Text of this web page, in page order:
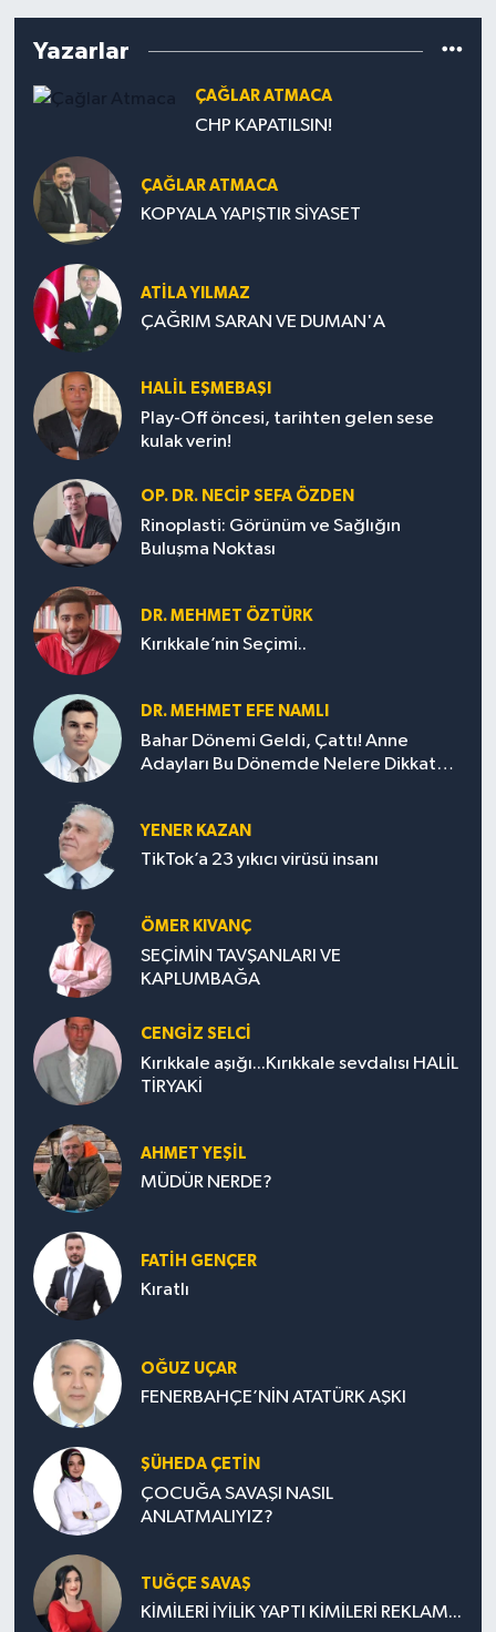
Yazarlar
ÇAĞLAR ATMACA
CHP KAPATILSIN!
ÇAĞLAR ATMACA
KOPYALA YAPIŞTIR SİYASET
ATILA YILMAZ
ÇAĞRIM SARAN VE DUMAN'A
HALIL EŞMEBAŞI
Play-Off öncesi, tarihten gelen sese
kulak verin!
OP. DR. NECIP SEFA ÖZDEN
Rinoplasti: Görünüm ve Sağlığın
Buluşma Noktası
DR. MEHMET ÖZTÜRK
Kırıkkale’nin Seçimi..
DR. MEHMET EFE NAMLI
Bahar Dönemi Geldi, Çattı! Anne
Adayları Bu Dönemde Nelere Dikkat
YENER KAZAN
TikTok’a 23 yıkıcı virüsü insanı
ÖMER KIVANÇ
SEÇİMİN TAVŞANLARI VE
KAPLUMBAĞA
CENGİZ SELCİ
Kırıkkale aşığı...Kırıkkale sevdalısı HALİL
TİRYAKİ
AHMET YEŞİL
MÜDÜR NERDE?
FATIH GENÇER
Kıratlı
OĞUZ UÇAR
FENERBAHÇE’NİN ATATÜRK AŞKI
ŞÜHEDA ÇETİN
ÇOCUĞA SAVAŞI NASIL
ANLATMALIYIZ?
TUĞÇE SAVAŞ
KİMİLERİ İYİLİK YAPTI KİMİLERİ REKLAM...